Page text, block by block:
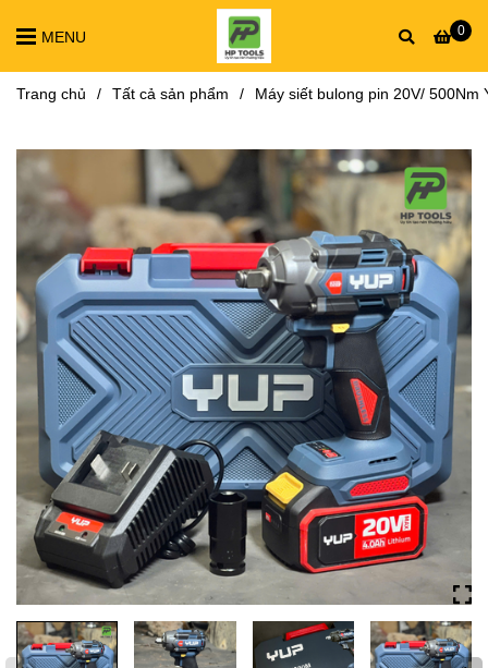
0
MENU
Trang chủ / Tất cả sản phẩm / Máy siết bulong pin 20V/ 500Nm